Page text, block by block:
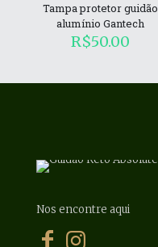
Tampa protetor guidão
alumínio Gantech
R$50.00
Nos encontre aqui